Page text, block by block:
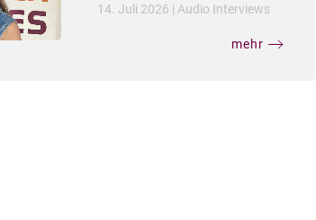
14. Juli 2026 | Audio Interviews
mehr